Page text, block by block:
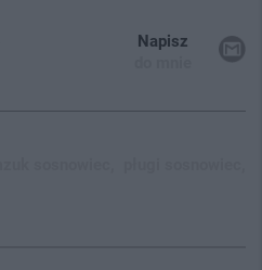
Napisz